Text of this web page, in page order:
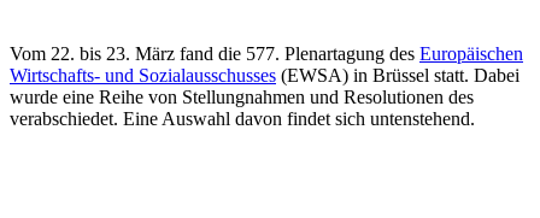
Vom 22. bis 23. März fand die 577. Plenartagung des Europäischen
Wirtschafts- und Sozialausschusses (EWSA) in Brüssel statt. Dabei
wurde eine Reihe von Stellungnahmen und Resolutionen des
verabschiedet. Eine Auswahl davon findet sich untenstehend.